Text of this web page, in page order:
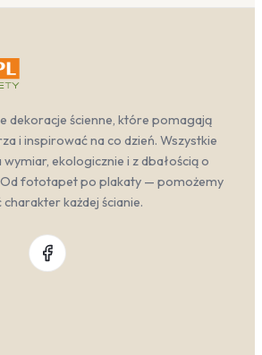
dekoracje ścienne, które pomagają
i inspirować na co dzień. Wszystkie
ekologicznie i z dbałością o
fototapet po plakaty — pomożemy
charakter każdej ścianie.